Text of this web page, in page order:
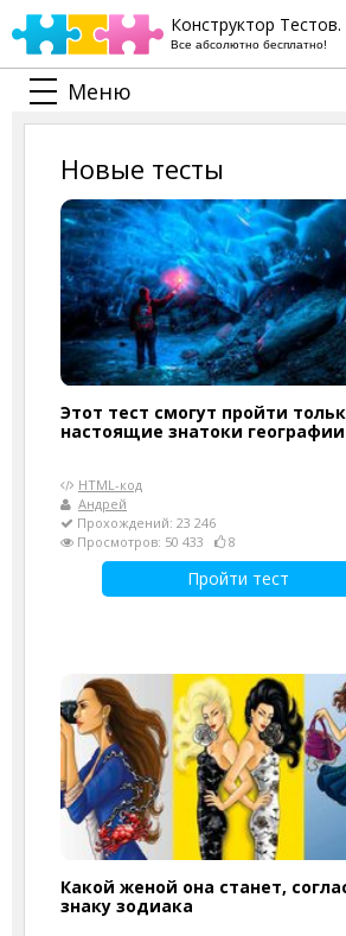
Конструктор Тестов.
Все абсолютно бесплатно!
Меню
Новые тесты
Этот тест смогут пройти
настоящие знатоки географии
HTML-код
Андрей
Прохождений: 23 246
Просмотров: 50 433
8
Пройти тест
Какой женой она станет,
знаку зодиака